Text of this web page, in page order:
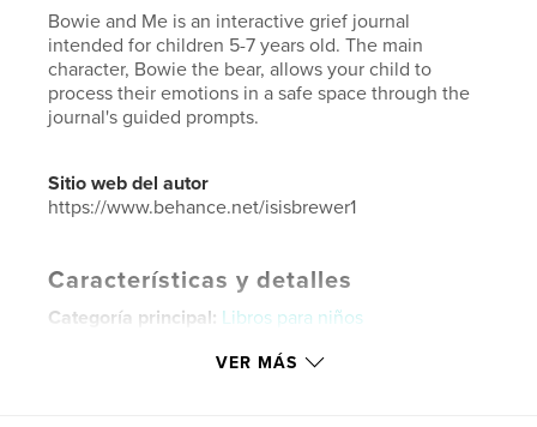
Bowie and Me is an interactive grief journal
intended for children 5-7 years old. The main
character, Bowie the bear, allows your child to
process their emotions in a safe space through the
journal's guided prompts.
Sitio web del autor
https://www.behance.net/isisbrewer1
Características y detalles
Categoría principal: Libros para niños
Categorías adicionales Familias y paternidad
VER MÁS